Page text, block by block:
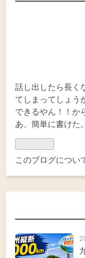
話し出したら長く
てしまってしょう
できるやん！！か
あ、簡単に書けた
このブログについ